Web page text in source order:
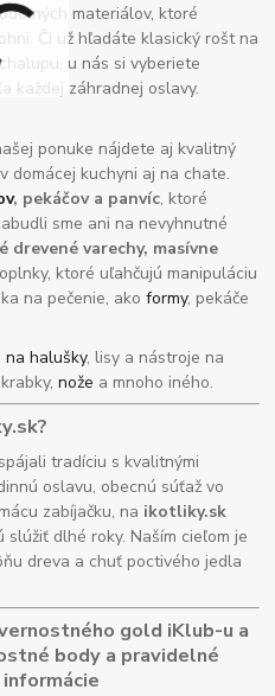
materiálov, ktoré
Či už hľadáte klasický rošt na
u nás si vyberiete
každej záhradnej oslavy.
ponuke nájdete aj kvalitný
domácej kuchyni aj na chate.
, pekáčov a panvíc, ktoré
sme ani na nevyhnutné
drevené varechy, masívne
ktoré uľahčujú manipuláciu
na pečenie, akoformy, pekáče
na halušky, lisy a nástroje na
nože a mnoho iného.
tradíciu s kvalitnými
oslavu, obecnú súťaž vo
zabíjačku, na ikotliky.sk
dlhé roky. Naším cieľom je
dreva a chuť poctivého jedla
gold iKlub-u a
body a pravidelné